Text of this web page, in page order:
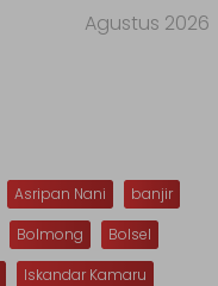
Agustus 2026
Asripan Nani
banjir
Bolmong
Bolsel
Iskandar Kamaru